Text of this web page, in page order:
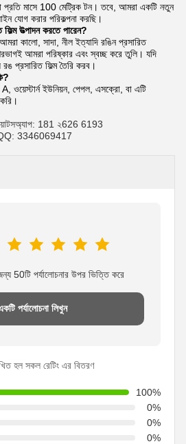
প্রতি মাসে 100 মেট্রিক টন। তবে, আমরা একটি নতুন
যোগ করার পরিকল্পনা করছি।
উত্পাদন করতে পারেন?
কালো, সাদা, নীল ইত্যাদি রঙিন প্রসারিত
আমরা পরিষ্কার এবং স্বচ্ছ করে তুলি। যদি
প্রসারিত ফিল্ম তৈরি করব।
ইউনিয়ন, পেপল, এসক্রো, বা এটি
181 ২626 6193
3346069417
50টি পর্যালোচনার উপর ভিত্তি করে
পর্যালোচনা লিখুন
হল সকল রেটিং এর বিতরণ
100%
0%
0%
0%